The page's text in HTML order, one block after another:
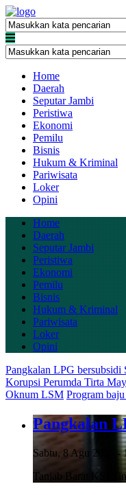
Home
Daerah
Seputar Jambi
Peristiwa
Ekonomi
Pemilu
Bisnis
Hukum & Kriminal
Pariwisata
Loker
Opini
Home
Daerah
Seputar Jambi
Peristiwa
Ekonomi
Pemilu
Bisnis
Hukum & Kriminal
Pariwisata
Loker
Opini
Pangkalan LPG
Korupsi Perumda Tirta
Oknum LSM Program
Pangkalan
Sabtu, 8 Agu 2026 -
Tanjab Barat KSJ